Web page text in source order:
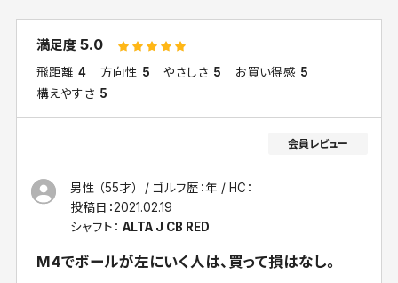
満足度5.0
飛距離 4 方向性 5 やさしさ 5 お買い得感 5
構えやすさ 5
男性 （55才） ゴルフ歴：年
HC：
投稿日：2021.02.19
シャフト： ALTA J CB RED
M4でボールが左にいく人は、買って損はなし。